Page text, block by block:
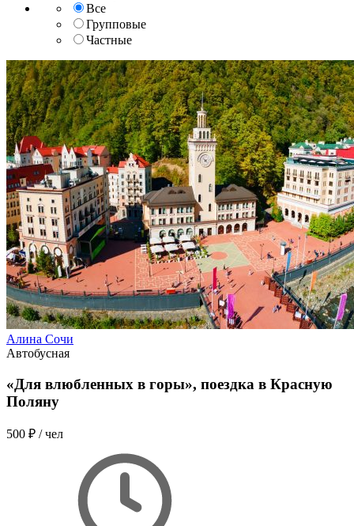
Все
Групповые
Частные
Алина Сочи
Автобусная
«Для влюбленных в горы», поездка в Красную
Поляну
500 ₽ / чел